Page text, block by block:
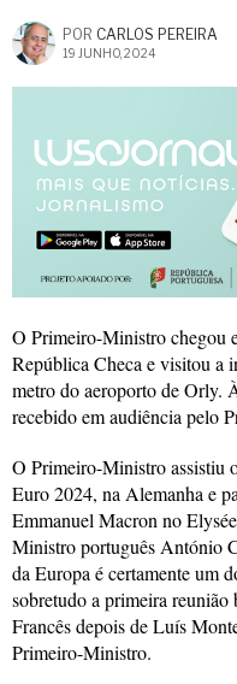
POR CARLOS PEREIRA
19 JUNHO, 2024
O Primeiro-Ministro chegou
República Checa e visitou a
metro do aeroporto de Orly.
recebido em audiência pelo
O Primeiro-Ministro assistiu
Euro 2024, na Alemanha e
Emmanuel Macron no
Ministro português António
da Europa é certamente um
sobretudo a primeira
Francês depois de Luís
Primeiro-Ministro.